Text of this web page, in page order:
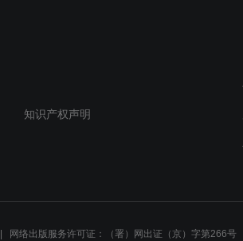
知识产权声明
网络出版服务许可证：（署）网出证（京）字第266号